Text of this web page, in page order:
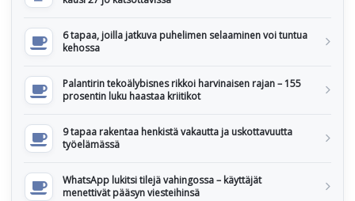
6 tapaa, joilla jatkuva puhelimen selaaminen voi tuntua
kehossa
Palantirin tekoälybisnes rikkoi harvinaisen rajan – 155
prosentin luku haastaa kriitikot
9 tapaa rakentaa henkistä vakautta ja uskottavuutta
työelämässä
WhatsApp lukitsi tilejä vahingossa – käyttäjät
menettivät pääsyn viesteihinsä